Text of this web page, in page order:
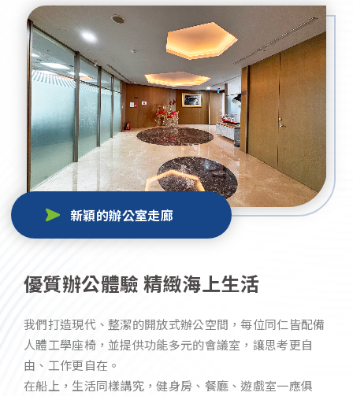
新穎的辦公室走廊
優質辦公體驗 精緻海上生活
我們打造現代、整潔的開放式辦公空間，每位同仁皆配備
人體工學座椅，並提供功能多元的會議室，讓思考更自
由、工作更自在。
在船上，生活同樣講究，健身房、餐廳、遊戲室一應俱